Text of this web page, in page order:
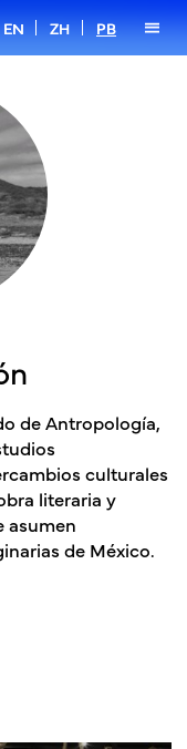
EN ZH PB menu
de Antropología,
culturales
literaria y
asumen
de México.